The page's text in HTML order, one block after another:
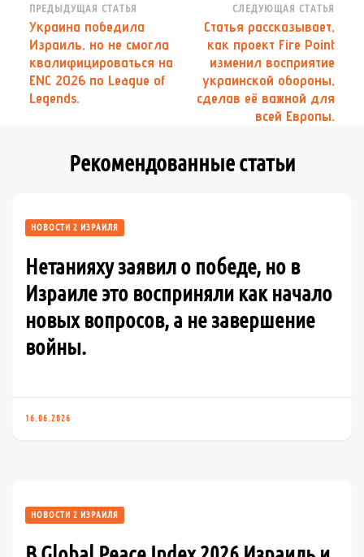
Навигация
по
записям
ПРЕДЫДУЩАЯ СТАТЬЯ
Украина победила
Израиль, но не смогла
квалифицироваться на
ENC 2026 по League of
Legends.
СЛЕДУЮЩАЯ СТАТЬЯ
Статья рассказывает,
как проект Fire Point
изменил восприятие
украинской обороны,
сделав её важной для
всей Европы.
Рекомендованные статьи
НОВОСТИ 2 ИЗРАИЛЯ
Нетанияху заявил о победе, но в
Израиле это восприняли как начало
новых вопросов, а не завершение
войны.
16.06.2026
НОВОСТИ 2 ИЗРАИЛЯ